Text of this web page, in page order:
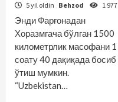
5 yil oldin Behzod 1 977
Энди Фарғонадан
Хоразмгача бўлган 1500
километрлик масофани 1
соату 40 дақиқада босиб
ўтиш мумкин.
“Uzbekistan…